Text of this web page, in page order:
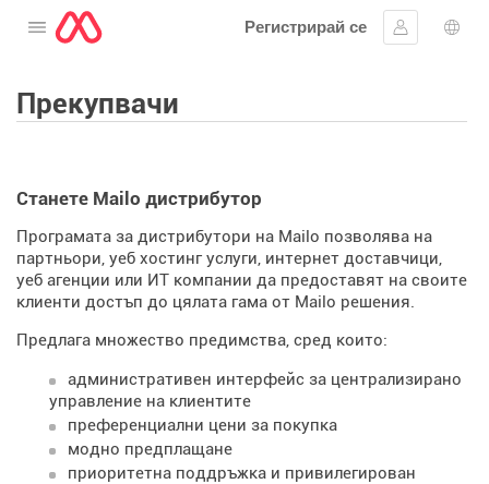
Отворете менюто
Регистрирай се
Впиши се
Прекупвачи
Станете Mailo дистрибутор
Програмата за дистрибутори на Mailo позволява на
партньори, уеб хостинг услуги, интернет доставчици,
уеб агенции или ИТ компании да предоставят на своите
клиенти достъп до цялата гама от Mailo решения.
Предлага множество предимства, сред които:
административен интерфейс за централизирано
управление на клиентите
преференциални цени за покупка
модно предплащане
приоритетна поддръжка и привилегирован